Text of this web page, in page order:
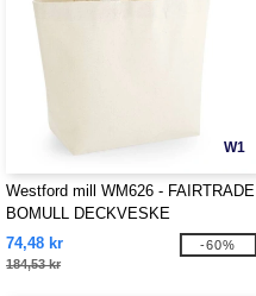
W1
Westford mill WM626 - FAIRTRADE
BOMULL DECKVESKE
74,48 kr
184,53 kr
-60%